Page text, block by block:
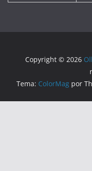
Copyright © 2026
Tema: ColorMag por